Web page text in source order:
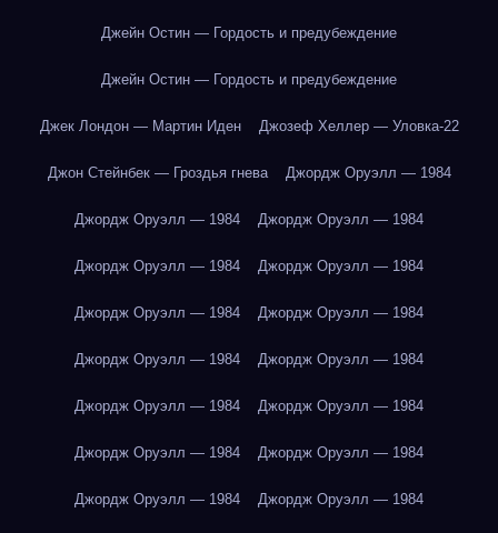
Джейн Остин — Гордость и предубеждение
Джейн Остин — Гордость и предубеждение
Джек Лондон — Мартин Иден Джозеф Хеллер — Уловка-22
Джон Стейнбек — Гроздья гнева Джордж Оруэлл — 1984
Джордж Оруэлл — 1984 Джордж Оруэлл — 1984
Джордж Оруэлл — 1984 Джордж Оруэлл — 1984
Джордж Оруэлл — 1984 Джордж Оруэлл — 1984
Джордж Оруэлл — 1984 Джордж Оруэлл — 1984
Джордж Оруэлл — 1984 Джордж Оруэлл — 1984
Джордж Оруэлл — 1984 Джордж Оруэлл — 1984
Джордж Оруэлл — 1984 Джордж Оруэлл — 1984